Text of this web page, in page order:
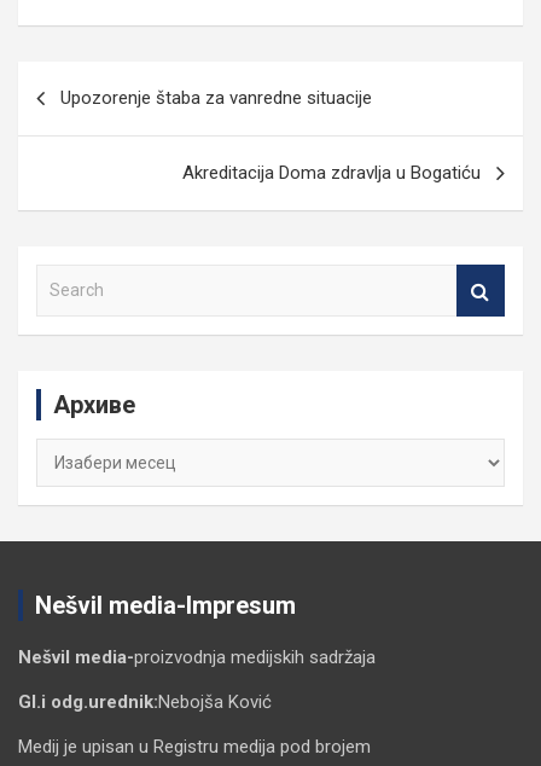
чланка
Upozorenje štaba za vanredne situacije
Akreditacija Doma zdravlja u Bogatiću
Архиве
Архиве
Nešvil media-Impresum
Nešvil media-proizvodnja medijskih sadržaja
Gl.i odg.urednik:Nebojša Ković
Medij je upisan u Registru medija pod brojem